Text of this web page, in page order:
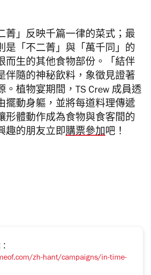
菁」反映千篇一律的菜式；最
是「不二菁」與「萬千同」的
而生的其他食物部份。「結伴
伴隨的神秘飲料，象徵見證著
。 植物宴期間，TS Crew 成員透
擺動身軀，並將每道料理傳遞
形體動作成為食物與食客間的
趣的朋友立即購票參加吧！
zh-hant/campaigns/in-time-